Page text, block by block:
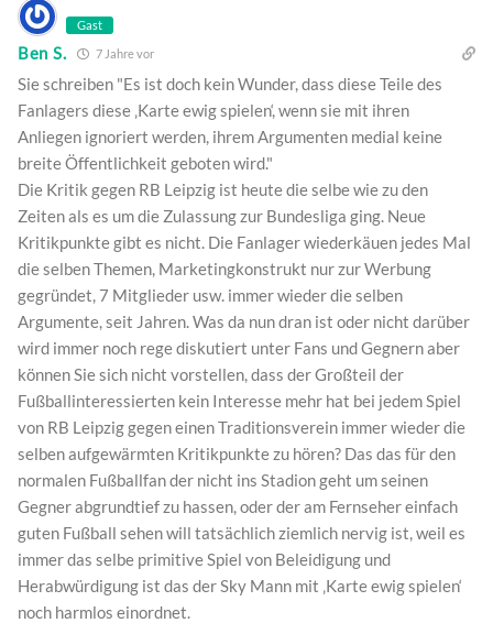
Gast
Ben S. 7 Jahre vor
Sie schreiben "Es ist doch kein Wunder, dass diese Teile des
Fanlagers diese ‚Karte ewig spielen‘, wenn sie mit ihren
Anliegen ignoriert werden, ihrem Argumenten medial keine
breite Öffentlichkeit geboten wird."
Die Kritik gegen RB Leipzig ist heute die selbe wie zu den
Zeiten als es um die Zulassung zur Bundesliga ging. Neue
Kritikpunkte gibt es nicht. Die Fanlager wiederkäuen jedes Mal
die selben Themen, Marketingkonstrukt nur zur Werbung
gegründet, 7 Mitglieder usw. immer wieder die selben
Argumente, seit Jahren. Was da nun dran ist oder nicht darüber
wird immer noch rege diskutiert unter Fans und Gegnern aber
können Sie sich nicht vorstellen, dass der Großteil der
Fußballinteressierten kein Interesse mehr hat bei jedem Spiel
von RB Leipzig gegen einen Traditionsverein immer wieder die
selben aufgewärmten Kritikpunkte zu hören? Das das für den
normalen Fußballfan der nicht ins Stadion geht um seinen
Gegner abgrundtief zu hassen, oder der am Fernseher einfach
guten Fußball sehen will tatsächlich ziemlich nervig ist, weil es
immer das selbe primitive Spiel von Beleidigung und
Herabwürdigung ist das der Sky Mann mit ‚Karte ewig spielen‘
noch harmlos einordnet.